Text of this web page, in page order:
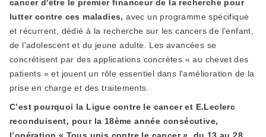
cancer d'être le premier financeur de la recherche pour
lutter contre ces maladies, avec un programme spécifique
et récurrent, dédié à la recherche sur les cancers de l’enfant,
de l'adolescent et du jeune adulte. Les avancées se
concrétisent par des applications concrètes « au chevet des
patients » et jouent un rôle essentiel dans l'amélioration de la
prise en charge et des traitements.
C’est pourquoi la Ligue contre le cancer et E.Leclerc
reconduisent, pour la 18ème année consécutive,